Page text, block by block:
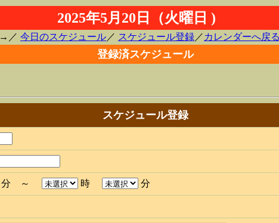
2025年5月20日（火曜日 )
→／ 今日のスケジュール ／ スケジュール登録 ／ カレンダーへ戻る
登録済スケジュール
スケジュール登録
分 ～ 時 分